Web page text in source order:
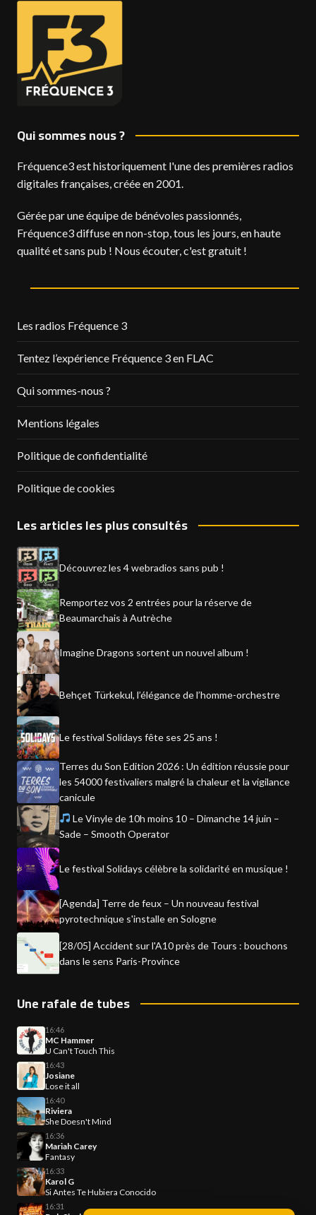
Qui sommes nous ?
Fréquence3 est historiquement l'une des premières radios
digitales françaises, créée en 2001.
Gérée par une équipe de bénévoles passionnés,
Fréquence3 diffuse en non-stop, tous les jours, en haute
qualité et sans pub ! Nous écouter, c'est gratuit !
Les radios Fréquence 3
Tentez l’expérience Fréquence 3 en FLAC
Qui sommes-nous ?
Mentions légales
Politique de confidentialité
Politique de cookies
Les articles les plus consultés
Découvrez les 4 webradios sans pub !
Remportez vos 2 entrées pour la réserve de
Beaumarchais à Autrèche
Imagine Dragons sortent un nouvel album !
Behçet Türkekul, l’élégance de l’homme-orchestre
Le festival Solidays fête ses 25 ans !
Terres du Son Edition 2026 : Un édition réussie pour
les 54000 festivaliers malgré la chaleur et la vigilance
canicule
Le Vinyle de 10h moins 10 – Dimanche 14 juin –
Sade – Smooth Operator
Le festival Solidays célèbre la solidarité en musique !
[Agenda] Terre de feux – Un nouveau festival
pyrotechnique s'installe en Sologne
[28/05] Accident sur l'A10 près de Tours : bouchons
dans le sens Paris-Province
Une rafale de tubes
16:46
MC Hammer
U Can't Touch This
16:43
Josiane
Lose it all
16:40
Riviera
She Doesn't Mind
16:36
Mariah Carey
Fantasy
16:33
Karol G
Si Antes Te Hubiera Conocido
16:31